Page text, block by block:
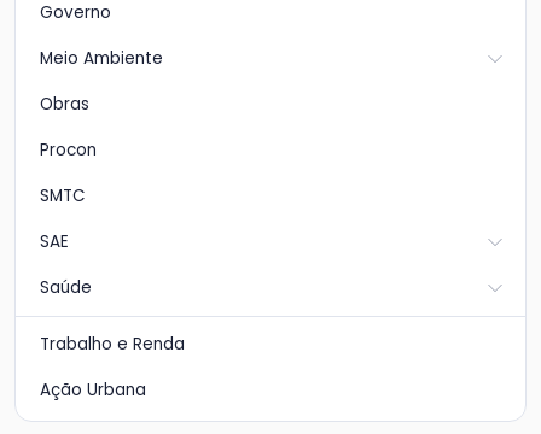
Governo
Meio Ambiente
Obras
Procon
SMTC
SAE
Saúde
Trabalho e Renda
Ação Urbana